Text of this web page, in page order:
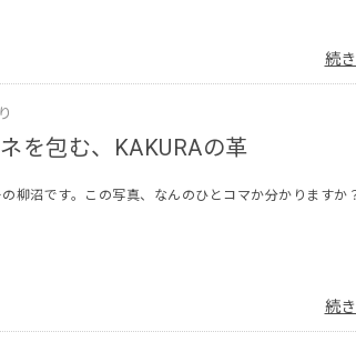
続
を包む、KAKURAの革
柳沼です。この写真、なんのひとコマか分かりますか
続